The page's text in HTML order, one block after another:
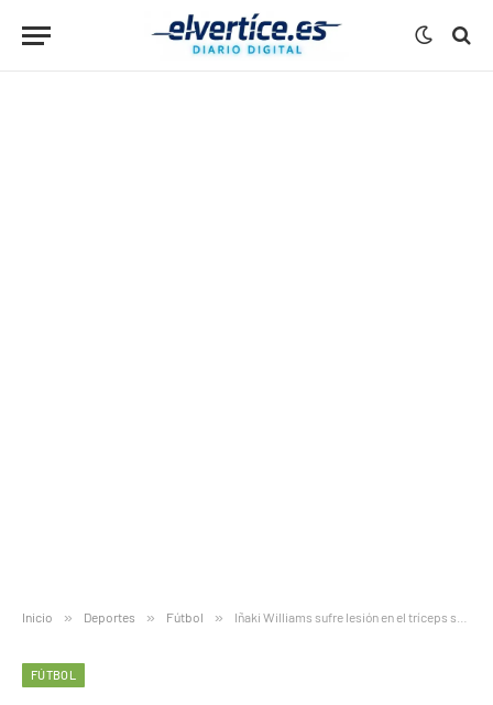
Inicio » Deportes » Fútbol » Iñaki Williams sufre lesión en el tríceps sural
FÚTBOL